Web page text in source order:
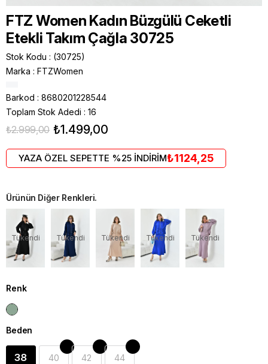
FTZ Women Kadın Büzgülü Ceketli
Etekli Takım Çağla 30725
Stok Kodu
(30725)
Marka : FTZWomen
Barkod : 8680201228544
Toplam Stok Adedi : 16
₺2.999,00 ₺1.499,00
YAZA ÖZEL SEPETTE %25 İNDİRİM₺1124,25
Ürünün Diğer Renkleri.
Tükendi Tükendi Tükendi Tükendi Tükendi
Renk
Beden
38 40 42 44